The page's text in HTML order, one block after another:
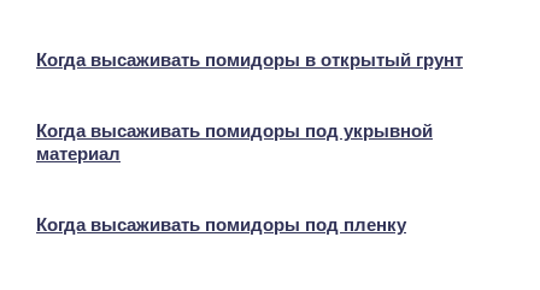
Когда высаживать помидоры в открытый грунт
Когда высаживать помидоры под укрывной
материал
Когда высаживать помидоры под пленку